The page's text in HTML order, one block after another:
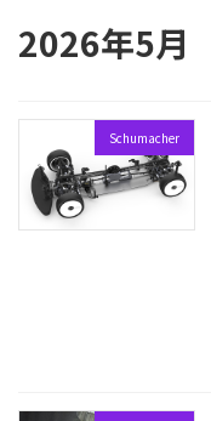
2026年5月
Schumacher